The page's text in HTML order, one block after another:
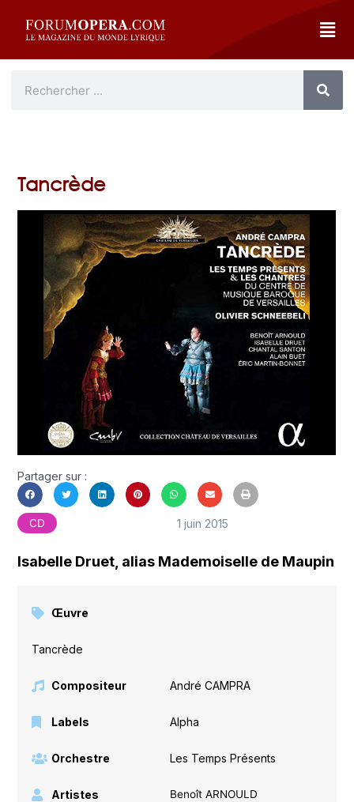
Tancrède
Partager sur :
CD 1 juin 2015
Isabelle Druet, alias Mademoiselle de Maupin
Œuvre
Tancrède
Compositeur André CAMPRA
Labels Alpha
Orchestre Les Temps Présents
Artistes
Benoît ARNOULD